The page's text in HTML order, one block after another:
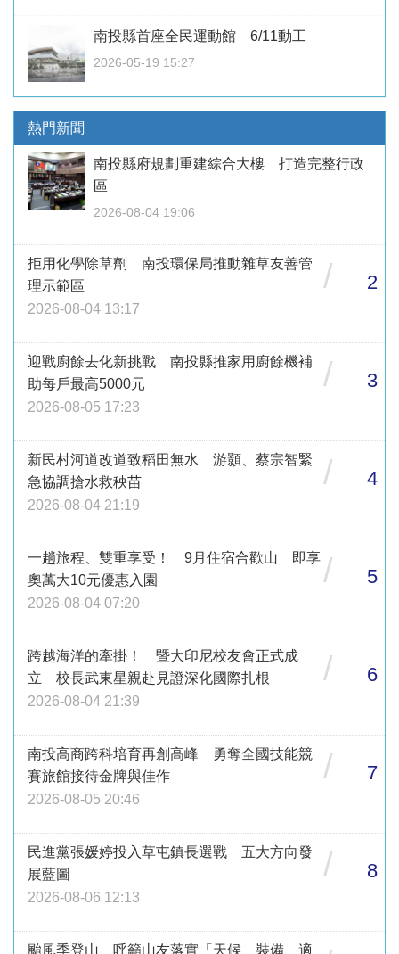
南投縣首座全民運動館 6/11動工
2026-05-19 15:27
熱門新聞
南投縣府規劃重建綜合大樓 打造完整行政
區
2026-08-04 19:06
拒用化學除草劑 南投環保局推動雜草友善管
理示範區
2026-08-04 13:17
/ 2
迎戰廚餘去化新挑戰 南投縣推家用廚餘機補
助每戶最高5000元
2026-08-05 17:23
/ 3
新民村河道改道致稻田無水 游顥、蔡宗智緊
急協調搶水救秧苗
2026-08-04 21:19
/ 4
一趟旅程、雙重享受！ 9月住宿合歡山 即享
奧萬大10元優惠入園
2026-08-04 07:20
/ 5
跨越海洋的牽掛！ 暨大印尼校友會正式成
立 校長武東星親赴見證深化國際扎根
2026-08-04 21:39
/ 6
南投高商跨科培育再創高峰 勇奪全國技能競
賽旅館接待金牌與佳作
2026-08-05 20:46
/ 7
民進黨張媛婷投入草屯鎮長選戰 五大方向發
展藍圖
2026-08-06 12:13
/ 8
颱風季登山 呼籲山友落實「天候、裝備、適